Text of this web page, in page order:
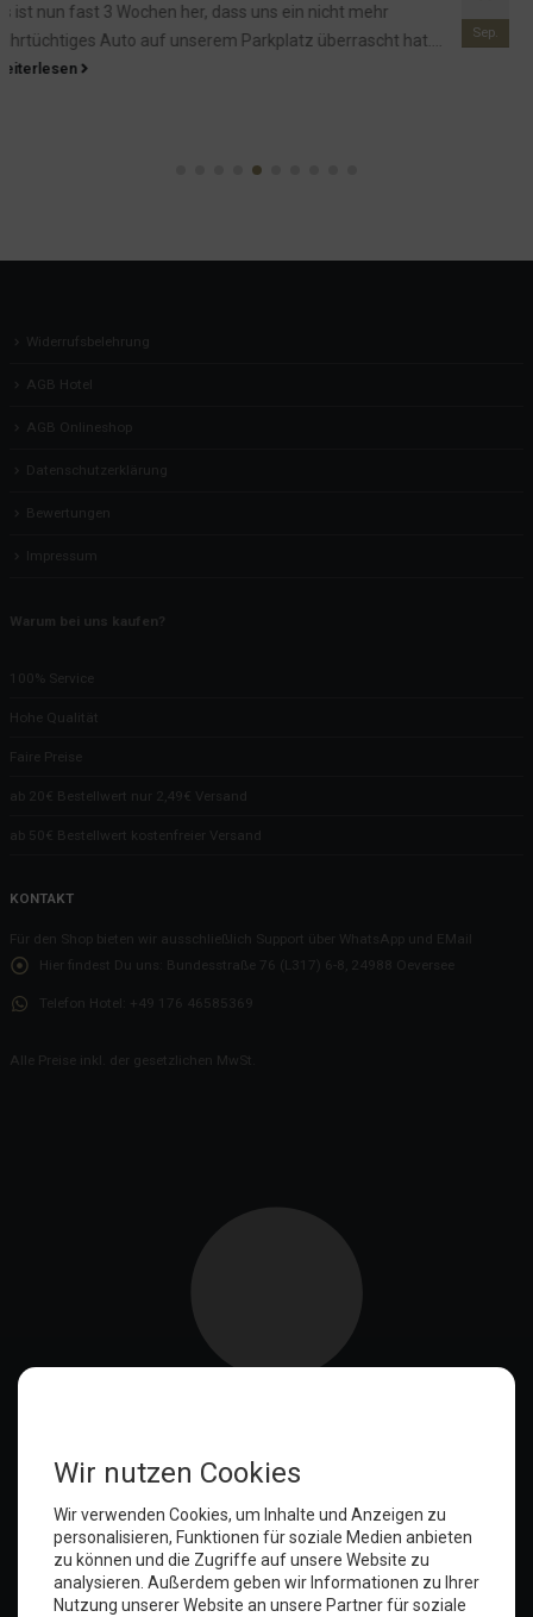
Sep.
Zur Eröffnung des Bistros stellt sich die Frage, wie wir
unseren Gästen in Zukunft das Frühstück servieren
möchten. Gang und...
Widerrufsbelehrung
AGB Hotel
AGB Onlineshop
Datenschutzerklärung
Bewertungen
Impressum
Warum bei uns kaufen?
100% Service
Hohe Qualität
Faire Preise
ab 20€ Bestellwert nur 2,49€ Versand
ab 50€ Bestellwert kostenfreier Versand
KONTAKT
Für den Shop bieten wir ausschließlich Support über WhatsApp und EMail
Hier findest Du uns:
Bundesstraße 76 (L317) 6-8, 24988 Oeversee
Telefon Hotel: +49 176 46585369
Alle Preise inkl. der gesetzlichen MwSt.